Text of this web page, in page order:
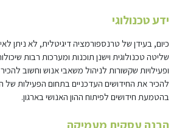
ידע טכנולוגי
כיום, בעידן של טרנספורמציה דיגיטלית, לא ניתן
שליטה טכנולוגית וישנן תוכנות ומערכות רבות
ופעילויות שקשורות לניהול משאבי אנוש וחשוב
להכיר את החידושים העדכניים בתחום הפעילות
בהטמעת חידושים לפיתוח ההון האנושי בארגון.